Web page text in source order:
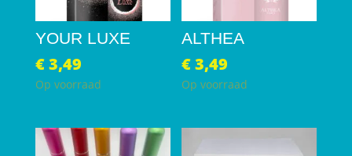
YOUR LUXE
€3,49
Op voorraad
ALTHEA
€3,49
Op voorraad